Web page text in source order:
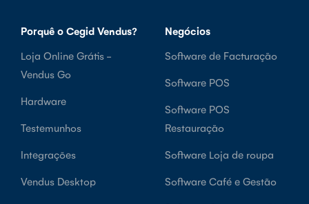
Porquê o Cegid Vendus?
Loja Online Grátis -
Vendus Go
Hardware
Testemunhos
Integrações
Vendus Desktop
Negócios
Software de Facturação
Software POS
Software POS
Restauração
Software Loja de roupa
Software Café e Gestão